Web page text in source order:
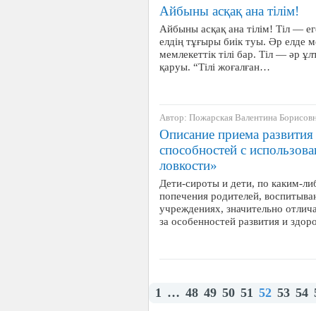
Айбыны асқақ ана тілім!
Айбыны асқақ ана тілім! Тіл —
елдің тұғыры биік туы. Әр елде
мемлекеттік тілі бар. Тіл — әр
қаруы. “Тілі жоғалған…
Автор: Пожарская Валентина
Описание приема
способностей с
ловкости»
Дети-сироты и дети, по каким-
попечения родителей,
учреждениях, значительно
за особенностей развития и
1 … 48 49 50 51 52 53 54